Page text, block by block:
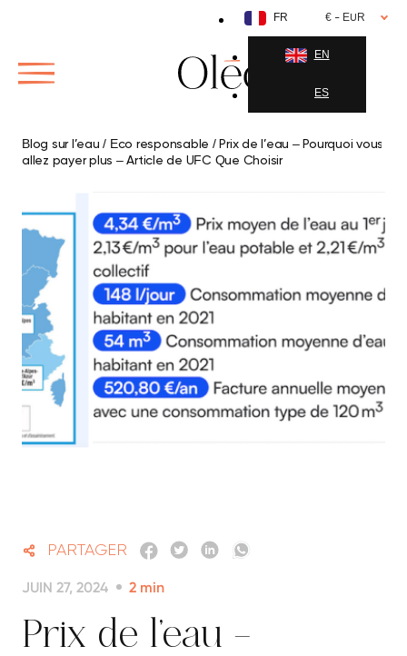
FR
EN
ES
€ - EUR
Blog sur l’eau / Eco responsable / Prix de l’eau – Pourquoi vous
allez payer plus – Article de UFC Que Choisir
PARTAGER
JUIN 27, 2024 2 min
Prix de l’eau –